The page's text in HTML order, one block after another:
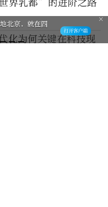
界乳都”的进阶之路
化为何关键在科技现
北京，就在四